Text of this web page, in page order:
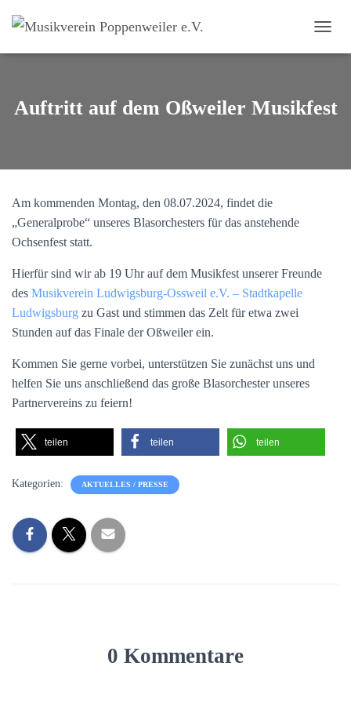
Auftritt auf dem Oßweiler Musikfest
Am kommenden Montag, den 08.07.2024, findet die
„Generalprobe“ unseres Blasorchesters für das anstehende
Ochsenfest statt.
Hierfür sind wir ab 19 Uhr auf dem Musikfest unserer Freunde
des Musikverein Ludwigsburg-Ossweil e.V. – Stadtkapelle
Ludwigsburg zu Gast und stimmen das Zelt für etwa zwei
Stunden auf das Finale der Oßweiler ein.
Kommen Sie gerne vorbei, unterstützen Sie zunächst uns und
helfen Sie uns anschließend das große Blasorchester unseres
Partnervereins zu feiern!
teilen teilen teilen
Kategorien: AKTUELLES / PRESSE
0 Kommentare